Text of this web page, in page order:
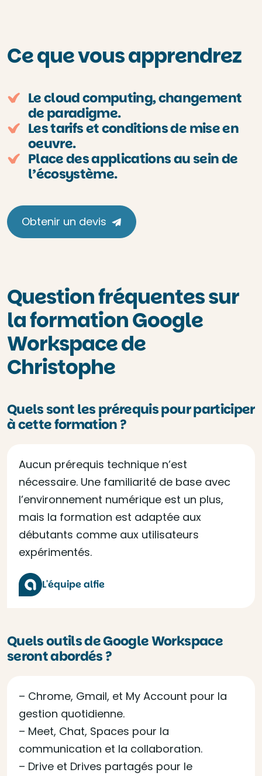
Ce que vous apprendrez
Le cloud computing, changement
de paradigme.
Les tarifs et conditions de mise en
oeuvre.
Place des applications au sein de
l’écosystème.
Obtenir un devis
Question fréquentes sur
la formation Google
Workspace de
Christophe
Quels sont les prérequis pour participer
à cette formation ?
Aucun prérequis technique n’est
nécessaire. Une familiarité de base avec
l’environnement numérique est un plus,
mais la formation est adaptée aux
débutants comme aux utilisateurs
expérimentés.
L'équipe alfie
Quels outils de Google Workspace
seront abordés ?
– Chrome, Gmail, et My Account pour la
gestion quotidienne.
– Meet, Chat, Spaces pour la
communication et la collaboration.
– Drive et Drives partagés pour le